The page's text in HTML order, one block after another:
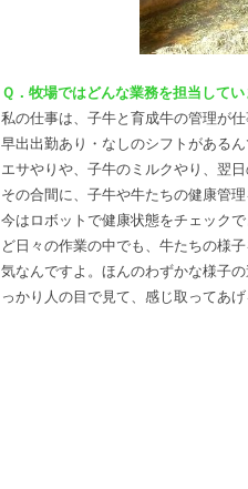
Ｑ．牧場ではどんな業務を担当してい
私の仕事は、子牛と育成牛の管理が仕
早出出勤あり・なしのシフトがある
エサやりや、子牛のミルクやり、翌
その合間に、子牛や牛たちの健康管
今はロボットで健康状態をチェック
ど日々の作業の中でも、牛たちの様
気なんですよ。ほんのわずかな様子
っかり人の目で見て、感じ取ってあ